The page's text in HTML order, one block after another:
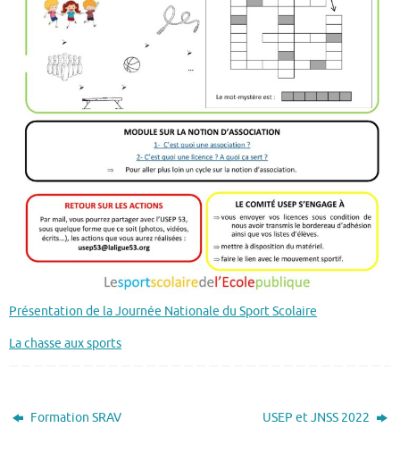
Présentation de la Journée Nationale du Sport Scolaire
La chasse aux sports
Formation SRAV USEP et JNSS 2022